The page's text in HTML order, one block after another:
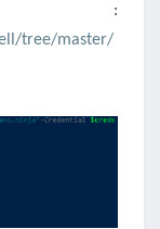
:
tree/master/